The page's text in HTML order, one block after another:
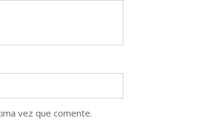
vez que comente.